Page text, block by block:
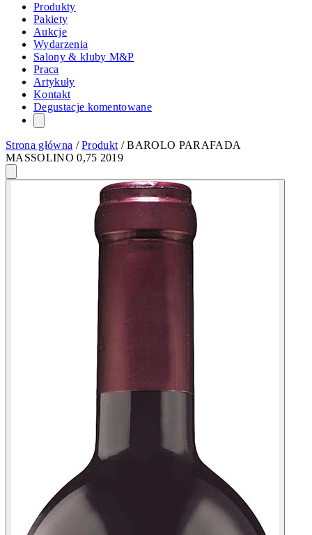
Produkty
Pakiety
Aukcje
Wydarzenia
Salony & kluby M&P
Praca
Artykuły
Kontakt
Degustacje komentowane
Strona główna /Produkt /BAROLO PARAFADA
MASSOLINO 0,75 2019